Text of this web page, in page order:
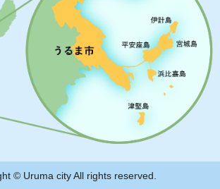
© Uruma city All rights reserved.